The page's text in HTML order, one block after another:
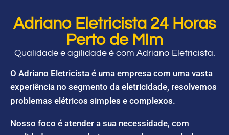
Adriano Eletricista 24 Horas
Perto de Mim
Qualidade e agilidade é com Adriano Eletricista.
O Adriano Eletricista é uma empresa com uma vasta
experiência no segmento da eletricidade, resolvemos
problemas elétricos simples e complexos.
Nosso foco é atender a sua necessidade, com